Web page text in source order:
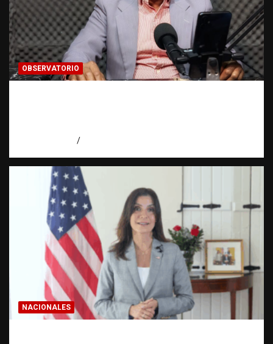
OBSERVATORIO
NACIONALES